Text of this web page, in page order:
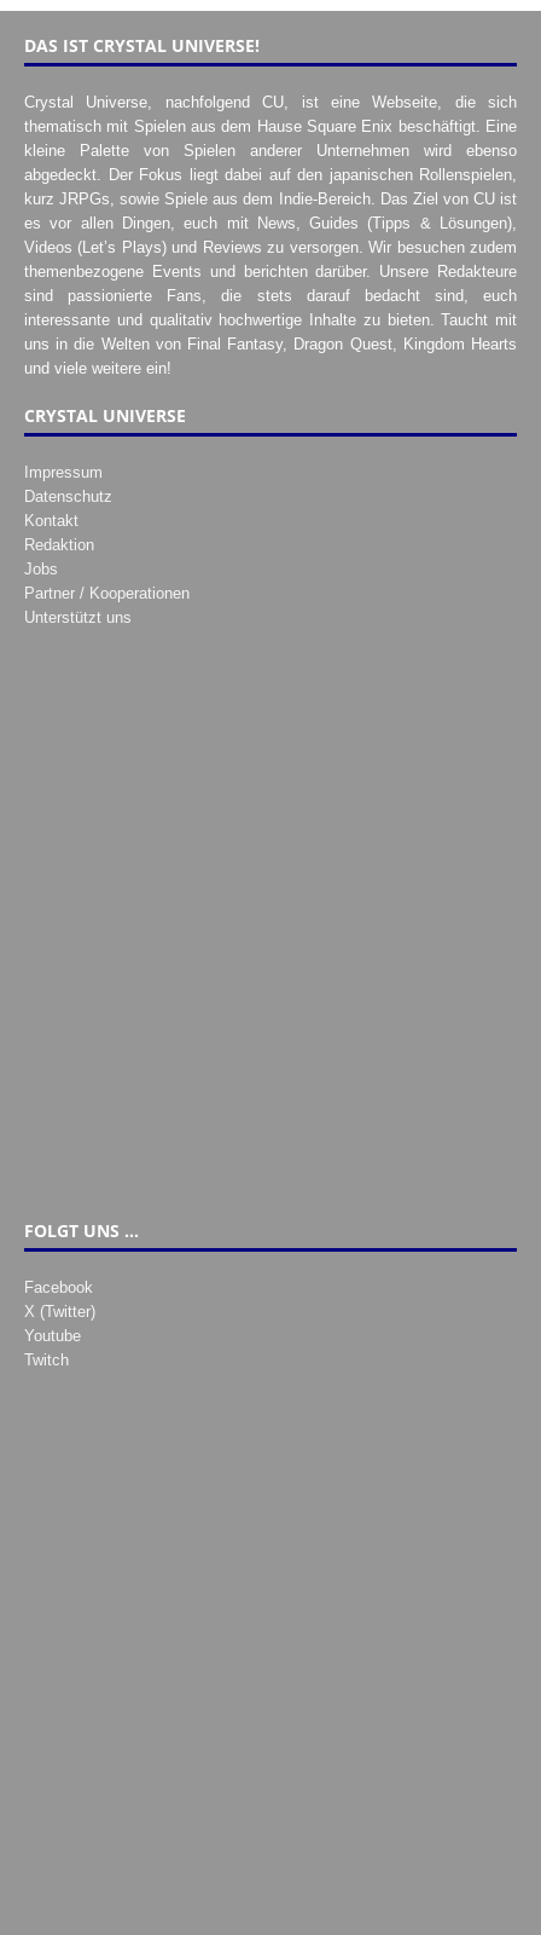
DAS IST CRYSTAL UNIVERSE!
Crystal Universe, nachfolgend CU, ist eine Webseite, die sich
thematisch mit Spielen aus dem Hause Square Enix beschäftigt. Eine
kleine Palette von Spielen anderer Unternehmen wird ebenso
abgedeckt. Der Fokus liegt dabei auf den japanischen Rollenspielen,
kurz JRPGs, sowie Spiele aus dem Indie-Bereich. Das Ziel von CU ist
es vor allen Dingen, euch mit News, Guides (Tipps & Lösungen),
Videos (Let’s Plays) und Reviews zu versorgen. Wir besuchen zudem
themenbezogene Events und berichten darüber. Unsere Redakteure
sind passionierte Fans, die stets darauf bedacht sind, euch
interessante und qualitativ hochwertige Inhalte zu bieten. Taucht mit
uns in die Welten von Final Fantasy, Dragon Quest, Kingdom Hearts
und viele weitere ein!
CRYSTAL UNIVERSE
Impressum
Datenschutz
Kontakt
Redaktion
Jobs
Partner / Kooperationen
Unterstützt uns
FOLGT UNS …
Facebook
X (Twitter)
Youtube
Twitch